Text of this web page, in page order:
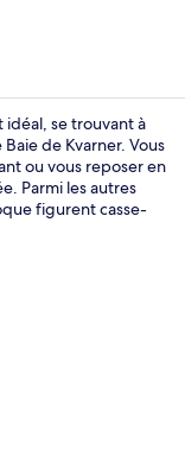
idéal, se trouvant à
de Kvarner. Vous
ou vous reposer en
Parmi les autres
figurent casse-